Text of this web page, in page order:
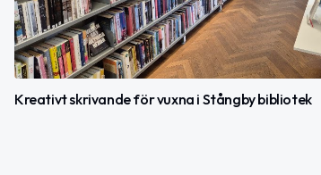
Kreativt skrivande för vuxna i Stångby bibliotek